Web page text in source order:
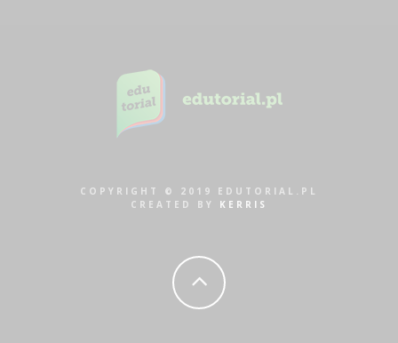
COPYRIGHT © 2019 EDUTORIAL.PL
CREATED BY KERRIS